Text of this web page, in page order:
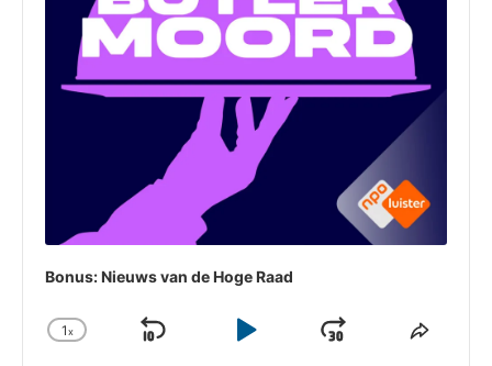
Bonus: Nieuws van de Hoge Raad
Change
1x
Skip
Play
Jump Share